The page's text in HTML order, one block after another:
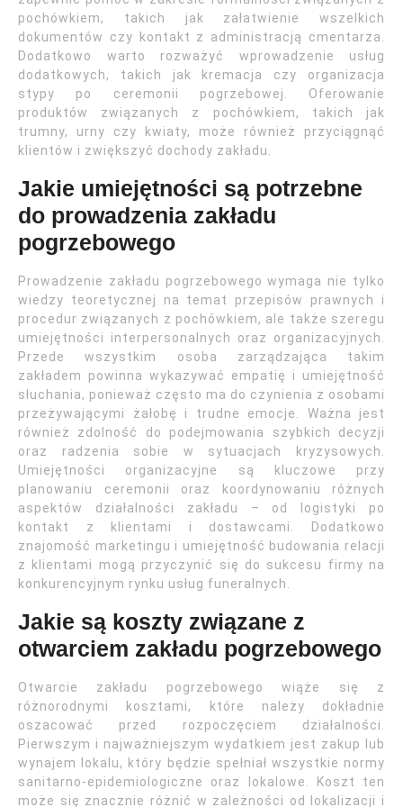
pochówkiem, takich jak załatwienie wszelkich
dokumentów czy kontakt z administracją cmentarza.
Dodatkowo warto rozważyć wprowadzenie usług
dodatkowych, takich jak kremacja czy organizacja
stypy po ceremonii pogrzebowej. Oferowanie
produktów związanych z pochówkiem, takich jak
trumny, urny czy kwiaty, może również przyciągnąć
klientów i zwiększyć dochody zakładu.
Jakie umiejętności są potrzebne
do prowadzenia zakładu
pogrzebowego
Prowadzenie zakładu pogrzebowego wymaga nie tylko
wiedzy teoretycznej na temat przepisów prawnych i
procedur związanych z pochówkiem, ale także szeregu
umiejętności interpersonalnych oraz organizacyjnych.
Przede wszystkim osoba zarządzająca takim
zakładem powinna wykazywać empatię i umiejętność
słuchania, ponieważ często ma do czynienia z osobami
przeżywającymi żałobę i trudne emocje. Ważna jest
również zdolność do podejmowania szybkich decyzji
oraz radzenia sobie w sytuacjach kryzysowych.
Umiejętności organizacyjne są kluczowe przy
planowaniu ceremonii oraz koordynowaniu różnych
aspektów działalności zakładu – od logistyki po
kontakt z klientami i dostawcami. Dodatkowo
znajomość marketingu i umiejętność budowania relacji
z klientami mogą przyczynić się do sukcesu firmy na
konkurencyjnym rynku usług funeralnych.
Jakie są koszty związane z
otwarciem zakładu pogrzebowego
Otwarcie zakładu pogrzebowego wiąże się z
różnorodnymi kosztami, które należy dokładnie
oszacować przed rozpoczęciem działalności.
Pierwszym i najważniejszym wydatkiem jest zakup lub
wynajem lokalu, który będzie spełniał wszystkie normy
sanitarno-epidemiologiczne oraz lokalowe. Koszt ten
może się znacznie różnić w zależności od lokalizacji i